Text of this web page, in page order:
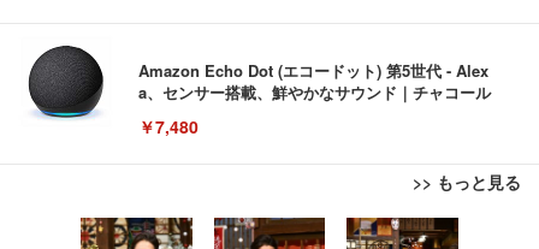
Amazon Echo Dot (エコードット) 第5世代 - Alex
a、センサー搭載、鮮やかなサウンド｜チャコール
￥7,480
>> もっと見る
[EdoErgo] オフィスチェア 椅子 テレワーク 疲れな
EIZO ビジネス向けプレミアムモニター | FlexScan
Amazonベーシック ペットシーツ 薄型 レギュラー 1